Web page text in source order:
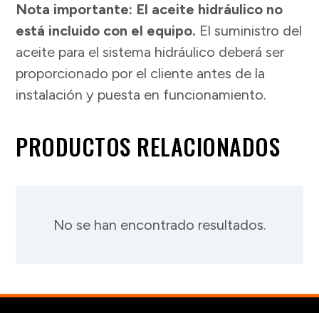
Nota importante: El aceite hidráulico no
está incluido con el equipo. El suministro del
aceite para el sistema hidráulico deberá ser
proporcionado por el cliente antes de la
instalación y puesta en funcionamiento.
PRODUCTOS RELACIONADOS
No se han encontrado resultados.